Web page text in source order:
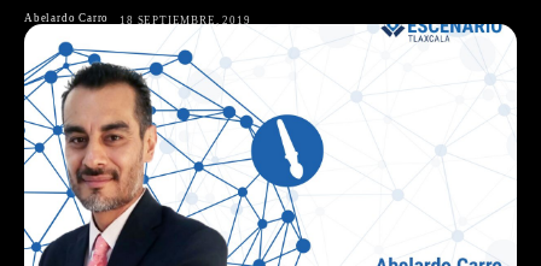
Abelardo Carro 18 SEPTIEMBRE, 2019